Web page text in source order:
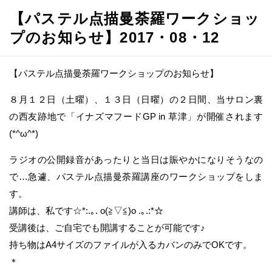
【パステル点描曼荼羅ワークショッ
プのお知らせ】2017・08・12
【パステル点描曼荼羅ワークショップのお知らせ】
８月１２日（土曜）、１３日（日曜）の２日間、当サロン裏
の西友跡地で「イナズマフードGP in 草津」が開催されます
(*^ω^*)
ラジオの公開録音があったりと当日は賑やかになりそうなの
で…急遽、パステル点描曼荼羅講座のワークショップをしま
す。
講師は、私です☆*:.｡. o(≧▽≦)o .｡.:*☆
受講後は、ご自宅でも開講することが可能です♪
持ち物はA4サイズのファイルが入るカバンのみでOKです。
＊